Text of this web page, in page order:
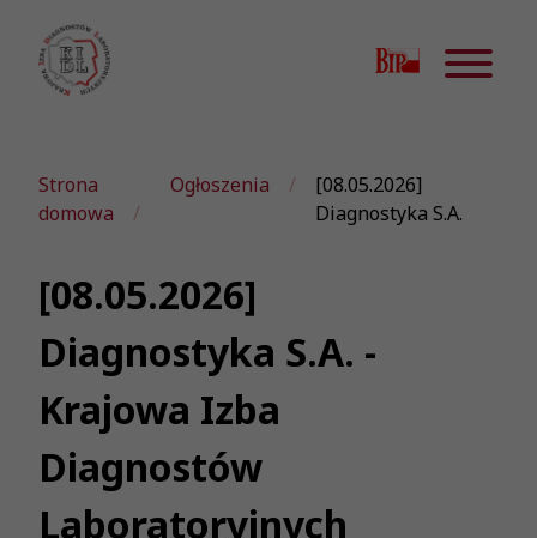
Strona
domowa
Ogłoszenia
[08.05.2026]
Diagnostyka S.A.
[08.05.2026]
Diagnostyka S.A. -
Krajowa Izba
Diagnostów
Laboratoryjnych